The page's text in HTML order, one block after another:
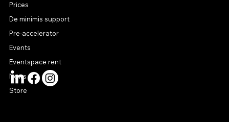
Prices
De minimis support
Pre-accelerator
Events
Eventspace rent
News
Store